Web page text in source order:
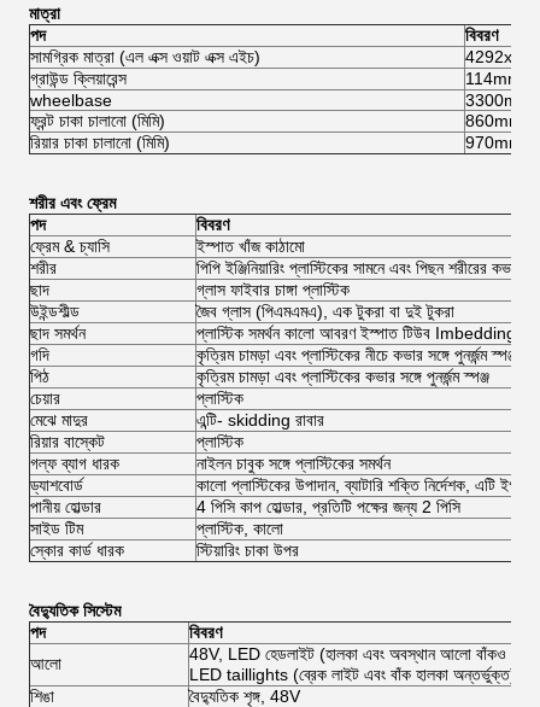
মাত্রা
পদ
বিবরণ
সামগ্রিক মাত্রা (এল এক্স ওয়াট এক্স এইচ)
গ্রাউন্ড ক্লিয়ারেন্স
114mm
wheelbase
3300mm
ফ্রন্ট চাকা চালানো (মিমি)
860mm
রিয়ার চাকা চালানো (মিমি)
970mm
শরীর এবং ফ্রেম
পদ
বিবরণ
ফ্রেম & চ্যাসি
ইস্পাত খাঁজ কাঠামো
শরীর
পিপি ইঞ্জিনিয়ারিং প্লাস্টিকের সামনে এবং পিছন শরীরের কভার,
ছাদ
গ্লাস ফাইবার চাঙ্গা প্লাস্টিক
উইন্ডশীল্ড
জৈব গ্লাস (পিএমএমএ), এক টুকরা বা দুই টুকরা
ছাদ সমর্থন
প্লাস্টিক সমর্থন কালো আবরণ ইস্পাত টিউব Imbedding
গদি
কৃত্রিম চামড়া এবং প্লাস্টিকের নীচে কভার সঙ্গে পুনর্জন্ম স্পঞ্জ
পিঠ
কৃত্রিম চামড়া এবং প্লাস্টিকের কভার সঙ্গে পুনর্জন্ম স্পঞ্জ
চেয়ার
প্লাস্টিক
মেঝে মাদুর
এন্টি- skidding রাবার
রিয়ার বাস্কেট
প্লাস্টিক
গল্ফ ব্যাগ ধারক
নাইলন চাবুক সঙ্গে প্লাস্টিকের সমর্থন
ড্যাশবোর্ড
কালো প্লাস্টিকের উপাদান, ব্যাটারি শক্তি নির্দেশক, এটি
পানীয় হোল্ডার
4 পিসি কাপ হোল্ডার, প্রতিটি পক্ষের জন্য 2 পিসি
সাইড টিম
প্লাস্টিক, কালো
স্কোর কার্ড ধারক
স্টিয়ারিং চাকা উপর
বৈদ্যুতিক সিস্টেম
পদ
বিবরণ
আলো
48V, LED হেডলাইট (হালকা এবং অবস্থান আলো বাঁকও
LED taillights (ব্রেক লাইট এবং বাঁক হালকা অন্তর্ভুক্ত),
শিঙা
বৈদ্যুতিক শৃঙ্গ, 48V